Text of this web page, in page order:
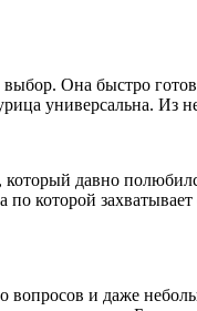
Она быстро
универсальна.
давно
по которой
и даже